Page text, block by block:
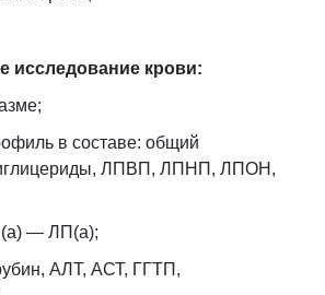
исследование крови:
в составе: общий
ЛПВП, ЛПНП, ЛПОН,
— ЛП(а);
АЛТ, АСТ, ГГТП,